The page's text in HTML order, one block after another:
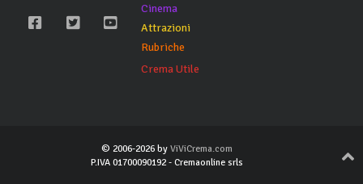
Cinema
Attrazioni
Rubriche
Crema Utile
© 2006-2026 by ViViCrema.com
P.IVA 01700090192 - Cremaonline srls